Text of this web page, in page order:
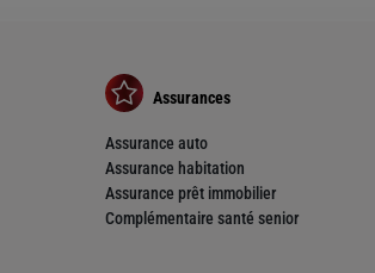
Assurances
Assurance auto
Assurance habitation
Assurance prêt immobilier
Complémentaire santé senior